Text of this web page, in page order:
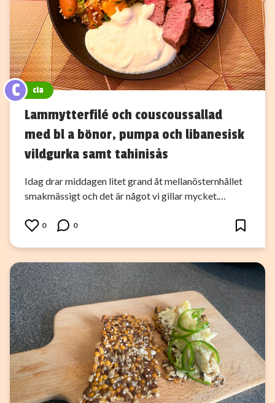
C cia
Lammytterfilé och couscoussallad
med bl a bönor, pumpa och libanesisk
vildgurka samt tahinisås
Idag drar middagen litet grand åt mellanösternhållet
smakmässigt och det är något vi gillar mycket.…
0 0